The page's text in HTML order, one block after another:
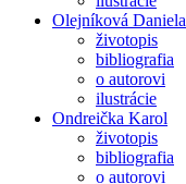
Olejníková Daniela
životopis
bibliografia
o autorovi
ilustrácie
Ondreička Karol
životopis
bibliografia
o autorovi